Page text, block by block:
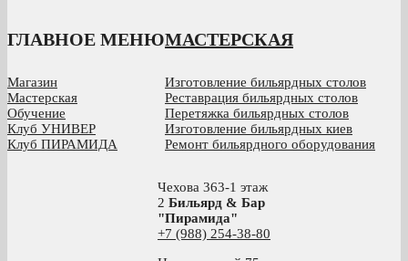
ГЛАВНОЕ МЕНЮ
Магазин
Мастерская
Обучение
Клуб УНИВЕР
Клуб ПИРАМИДА
МАСТЕРСКАЯ
Изготовление бильярдных столов
Реставрация бильярдных столов
Перетяжка бильярдных столов
Изготовление бильярдных киев
Ремонт бильярдного оборудования
Чехова 363-1 этаж
2 Бильярд & Бар
"Пирамида"
+7 (988) 254-38-80